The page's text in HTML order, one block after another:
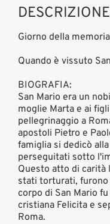
DESCRIZIONE
Giorno della
Quando è vissuto
BIOGRAFIA:
San Mario era un
moglie Marta e ai
pellegrinaggio a
apostoli Pietro e
famiglia si dedicò
perseguitati sotto
Questo atto di carità
stati torturati, furono
corpo di San Mario
cristiana Felicita e
Roma.